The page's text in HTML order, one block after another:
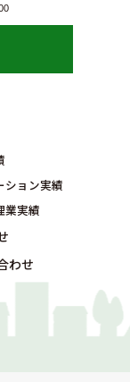
ション実績
業実績
わせ